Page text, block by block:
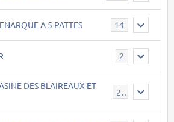
A 5 PATTES 14
2
DES BLAIREAUX ET
21